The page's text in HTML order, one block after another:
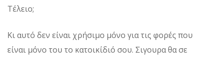
Τέλειο;
Κι αυτό δεν είναι χρήσιμο μόνο για τις φορές που
είναι μόνο του το κατοικίδιό σου. Σιγουρα θα σε